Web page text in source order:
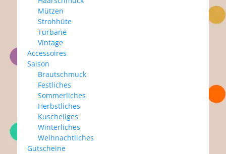
Mützen
Strohhüte
Turbane
Vintage
Accessoires
Saison
Brautschmuck
Festliches
Sommerliches
Herbstliches
Kuscheliges
Winterliches
Weihnachtliches
Gutscheine